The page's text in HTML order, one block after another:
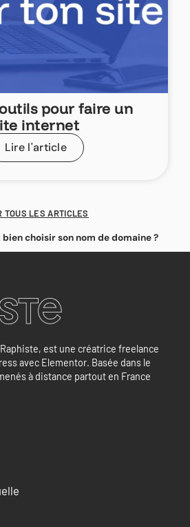
pour faire un
internet
Lire l'article
TOUS LES ARTICLES
choisir son nom de domaine ?
est une créatrice freelance
avec Elementor. Basée dans le
à distance partout en France